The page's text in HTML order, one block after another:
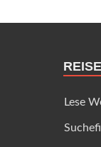
Lese